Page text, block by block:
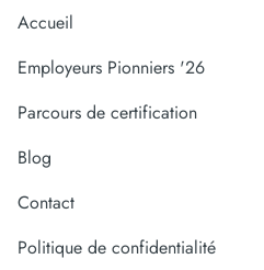
Accueil
Employeurs Pionniers '26
Parcours de certification
Blog
Contact
Politique de confidentialité